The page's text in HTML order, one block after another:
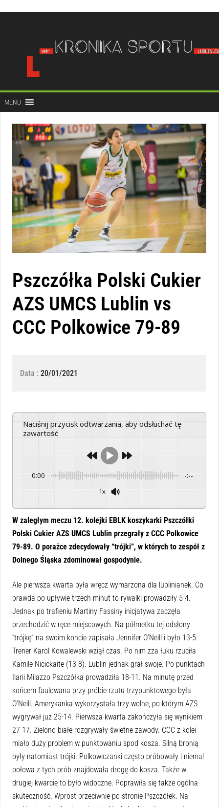
treści
MENU
Pszczółka Polski Cukier
AZS UMCS Lublin vs
CCC Polkowice 79-89
Data : 20/01/2021
Naciśnij przycisk odtwarzania, aby odsłuchać tę
zawartość
0:00 -:--
1x
W zaległym meczu 12. kolejki EBLK koszykarki Pszczółki
Polski Cukier AZS UMCS Lublin przegrały z CCC Polkowice
79-89. O porażce zdecydowały “trójki”, w których to zespół z
Dolnego Śląska zdominował gospodynie.
Ale pierwsza kwarta była wręcz wymarzona dla lublinianek. Co
prawda po upływie trzech minut to rywalki prowadziły 5-4.
Jednak po trafieniu Martiny Fassiny inicjatywa zaczęła
przechodzić w ręce miejscowych. Na półmetku tej odsłony
“trójkę” na swoim koncie zapisała Jennifer O’Neill i było 13-5.
Trener Karol Kowalewski wziął czas. Po nim zza łuku rzuciła
Kamile Nicickaite (13-8). Lublin jednak grał swoje. Po punktach
Ilarii Milazzo Pszczółka prowadziła 18-11. Na minutę przed
końcem faulowana przy próbie rzutu trzypunktowego była
O’Neill. Amerykanka wykorzystała trzy wolne, po którym AZS
wygrywał już 25-14. Pierwsza kwarta zakończyła się wynikiem
27-17. Zielono-białe rozgrywały świetne zawody. CCC z kolei
miało duży problem w punktowaniu spod kosza. Silną bronią
były natomiast trójki. Polkowiczanki często próbowały i niemal
połowa z tych prób znajdowała drogę do kosza. Także w
drugiej kwarcie to było widoczne. Poprawiła się także ogólna
skuteczność. Wprost przeciwnie po stronie Pszczółek. Na